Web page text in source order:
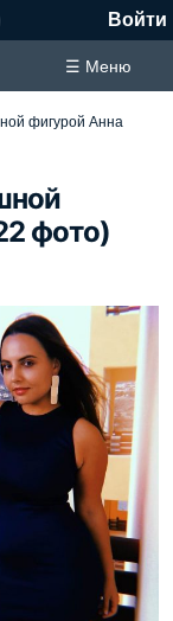
Войти
☰ Меню
фигурой Анна
фото)